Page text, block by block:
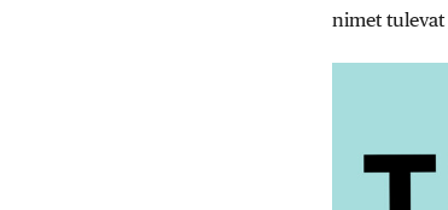
nimet tulevat